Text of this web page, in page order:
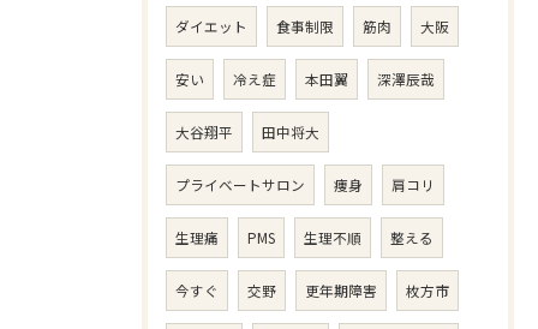
ダイエット 食事制限 筋肉 大阪
安い 冷え症 本田翼 深澤辰哉
大谷翔平 田中将大
プライベートサロン 痩身 肩コリ
生理痛 PMS 生理不順 整える
今すぐ 交野 更年期障害 枚方市